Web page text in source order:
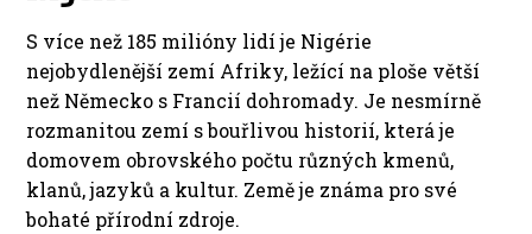
S více než 185 milióny lidí je Nigérie
nejobydlenější zemí Afriky, ležící na ploše větší
než Německo s Francií dohromady. Je nesmírně
rozmanitou zemí s bouřlivou historií, která je
domovem obrovského počtu různých kmenů,
klanů, jazyků a kultur. Země je známa pro své
bohaté přírodní zdroje.